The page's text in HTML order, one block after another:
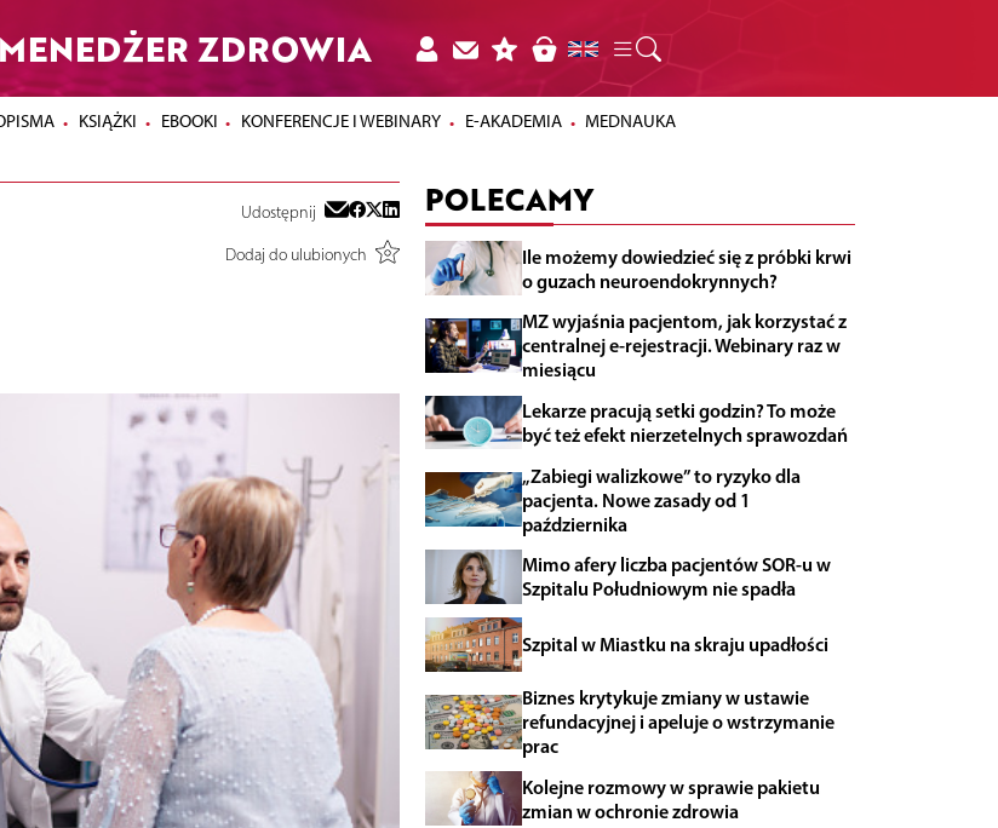
MENEDŻER ZDROWIA
KSIĄŻKI EBOOKI KONFERENCJE I WEBINARY E-AKADEMIA MEDNAUKA
Udostępnij
Dodaj do ulubionych
POLECAMY
Ile możemy dowiedzieć się z próbki krwi
o guzach neuroendokrynnych?
MZ wyjaśnia pacjentom, jak korzystać z
centralnej e-rejestracji. Webinary raz w
miesiącu
Lekarze pracują setki godzin? To może
być też efekt nierzetelnych sprawozdań
„Zabiegi walizkowe” to ryzyko dla
pacjenta. Nowe zasady od 1
października
Mimo afery liczba pacjentów SOR-u w
Szpitalu Południowym nie spadła
Szpital w Miastku na skraju upadłości
Biznes krytykuje zmiany w ustawie
refundacyjnej i apeluje o wstrzymanie
prac
Kolejne rozmowy w sprawie pakietu
zmian w ochronie zdrowia